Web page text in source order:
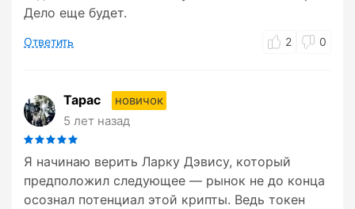
Дело еще будет.
Ответить 2 0
Тарас
новичок
5 лет назад
Я начинаю верить Ларку Дэвису, который
предположил следующее — рынок не до конца
осознал потенциал этой крипты. Ведь токен